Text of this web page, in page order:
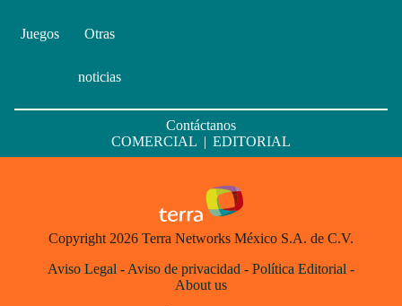
Juegos Otras
noticias
Contáctanos
COMERCIAL | EDITORIAL
Copyright 2026 Terra Networks México S.A. de C.V.
Aviso Legal - Aviso de privacidad - Política Editorial -
About us